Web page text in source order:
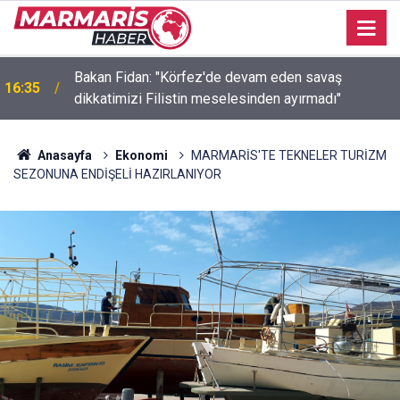
16:35
Bakan Fidan: "Körfez'de devam eden savaş
dikkatimizi Filistin meselesinden ayırmadı"
Anasayfa Ekonomi
MARMARİS'TE TEKNELER TURİZM
SEZONUNA ENDİŞELİ HAZIRLANIYOR